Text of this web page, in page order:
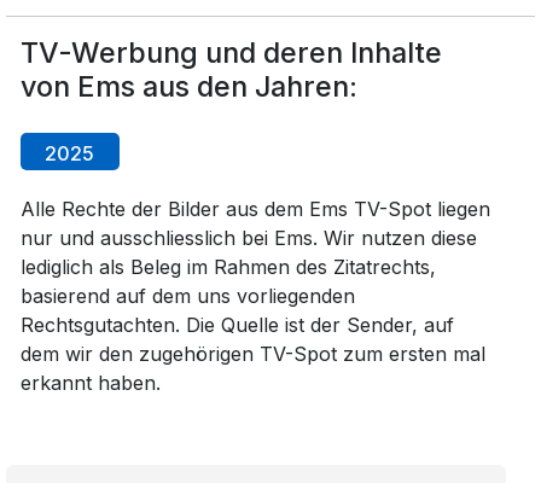
TV-Werbung und deren Inhalte
von Ems aus den Jahren:
2025
Alle Rechte der Bilder aus dem Ems TV-Spot liegen
nur und ausschliesslich bei Ems. Wir nutzen diese
lediglich als Beleg im Rahmen des Zitatrechts,
basierend auf dem uns vorliegenden
Rechtsgutachten. Die Quelle ist der Sender, auf
dem wir den zugehörigen TV-Spot zum ersten mal
erkannt haben.